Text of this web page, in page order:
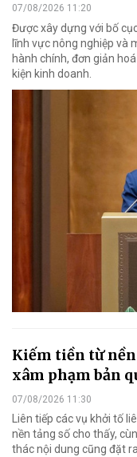
07/08/2026 11:20
Được xây dựng với bố
lĩnh vực nông nghiệp và
hành chính, đơn giản
kiện kinh doanh.
Kiếm tiền từ
xâm phạm bản
07/08/2026 11:30
Liên tiếp các vụ khởi tố
nền tảng số cho thấy,
thác nội dung cũng đặt